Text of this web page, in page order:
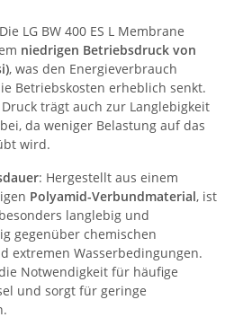
LG BW 400 ES L Membrane
niedrigen Betriebsdruck von
, was den Energieverbrauch
Betriebskosten erheblich senkt.
trägt auch zur Langlebigkeit
da weniger Belastung auf das
wird.
: Hergestellt aus einem
Polyamid-Verbundmaterial, ist
langlebig und
gegenüber chemischen
extremen Wasserbedingungen.
Notwendigkeit für häufige
und sorgt für geringe